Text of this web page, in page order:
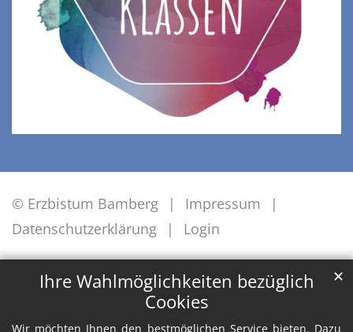
Ihre Wahlmöglichkeiten bezüglich
Cookies
Wir möchten Ihnen den bestmöglichen Service bieten. Dazu
✕
© Erzbistum Bamberg
Impressum
Datenschutzerklärung
Login